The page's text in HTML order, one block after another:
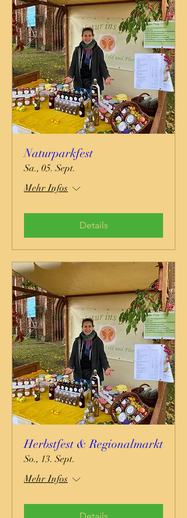
Naturparkfest
Sa., 05. Sept.
Mehr Infos
Details
Herbstfest & Regionalmarkt
So., 13. Sept.
Mehr Infos